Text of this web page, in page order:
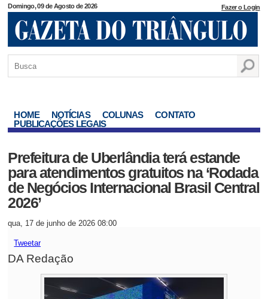
Domingo, 09 de Agosto de 2026 Fazer o Login
HOME NOTÍCIAS COLUNAS
CONTATO
PUBLICAÇÕES LEGAIS
Prefeitura de Uberlândia terá estande
para atendimentos gratuitos na ‘Rodada
de Negócios Internacional Brasil Central
2026’
qua, 17 de junho de 2026 08:00
Tweetar
DA Redação